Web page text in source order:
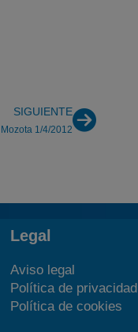
SIGUIENTE
1/4/2012
Legal
Aviso legal
Política de privacidad
Política de cookies